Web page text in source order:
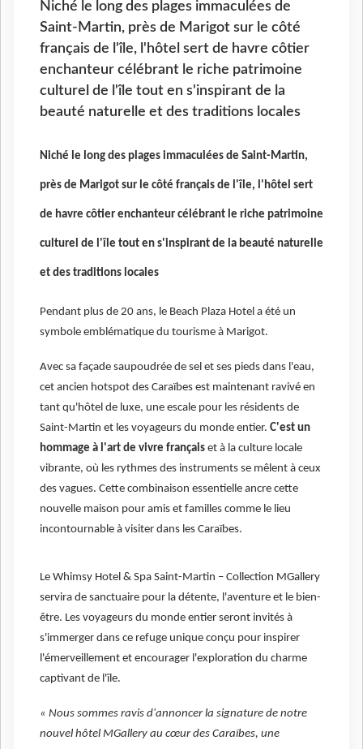
Niché le long des plages immaculées de
Saint-Martin, près de Marigot sur le côté
français de l'île, l'hôtel sert de havre côtier
enchanteur célébrant le riche patrimoine
culturel de l'île tout en s'inspirant de la
beauté naturelle et des traditions locales
Niché le long des plages immaculées de Saint-Martin,
près de Marigot sur le côté français de l'île, l'hôtel sert
de havre côtier enchanteur célébrant le riche patrimoine
culturel de l'île tout en s'inspirant de la beauté naturelle
et des traditions locales
Pendant plus de 20 ans, le Beach Plaza Hotel a été un
symbole emblématique du tourisme à Marigot.
Avec sa façade saupoudrée de sel et ses pieds dans l'eau,
cet ancien hotspot des Caraïbes est maintenant ravivé en
tant qu'hôtel de luxe, une escale pour les résidents de
Saint-Martin et les voyageurs du monde entier. C'est un
hommage à l'art de vivre français et à la culture locale
vibrante, où les rythmes des instruments se mêlent à ceux
des vagues. Cette combinaison essentielle ancre cette
nouvelle maison pour amis et familles comme le lieu
incontournable à visiter dans les Caraïbes.
Le Whimsy Hotel & Spa Saint-Martin – Collection MGallery
servira de sanctuaire pour la détente, l'aventure et le bien-
être. Les voyageurs du monde entier seront invités à
s'immerger dans ce refuge unique conçu pour inspirer
l'émerveillement et encourager l'exploration du charme
captivant de l'île.
« Nous sommes ravis d'annoncer la signature de notre
nouvel hôtel MGallery au cœur des Caraïbes, une